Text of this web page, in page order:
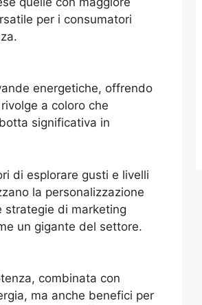
per i consumatori
energetiche, offrendo
a coloro che
significativa in
di esplorare gusti e livelli
la personalizzazione
strategie di marketing
un gigante del settore.
combinata con
ma anche benefici per